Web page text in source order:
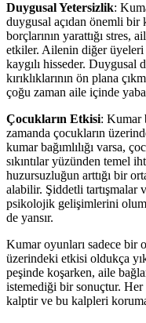
Duygusal Yetersizlik:
duygusal açıdan önemli
borçlarının yarattığı stres,
etkiler. Ailenin diğer
kaygılı hisseder. Duygusal
kırıklıklarının ön plana
çoğu zaman aile içinde
Çocukların Etkisi: Kumar
zamanda çocukların
kumar bağımlılığı varsa,
sıkıntılar yüzünden temel
huzursuzluğun arttığı bir
alabilir. Şiddetli tartışmalar
psikolojik gelişimlerini
de yansır.
Kumar oyunları sadece bir
üzerindeki etkisi oldukça
peşinde koşarken, aile
istemediği bir sonuçtur.
kalptir ve bu kalpleri